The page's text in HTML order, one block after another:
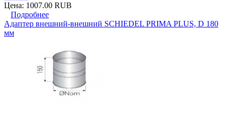
Цена: 1007.00 RUB
Подробнее
Адаптер внешний-внешний SCHIEDEL PRIMA PLUS, D 180
мм